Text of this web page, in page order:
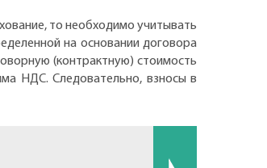
то необходимо учитывать
на основании договора
(контрактную) стоимость
НДС. Следовательно, взносы в